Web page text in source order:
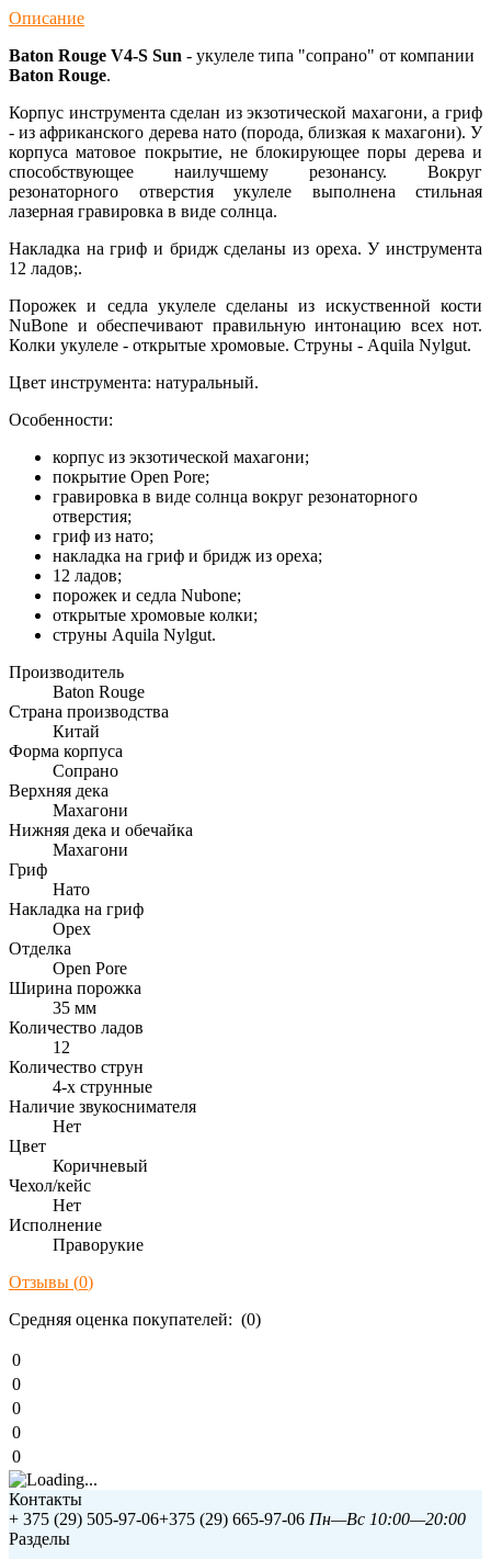
Описание
Baton Rouge V4-S Sun - укулеле типа "сопрано" от компании
Baton Rouge.
Корпус инструмента сделан из экзотической махагони, а гриф
- из африканского дерева нато (порода, близкая к махагони). У
корпуса матовое покрытие, не блокирующее поры дерева и
способствующее наилучшему резонансу. Вокруг
резонаторного отверстия укулеле выполнена стильная
лазерная гравировка в виде солнца.
Накладка на гриф и бридж сделаны из ореха. У инструмента
12 ладов;.
Порожек и седла укулеле сделаны из искуственной кости
NuBone и обеспечивают правильную интонацию всех нот.
Колки укулеле - открытые хромовые. Струны - Aquila Nylgut.
Цвет инструмента: натуральный.
Особенности:
корпус из экзотической махагони;
покрытие Open Pore;
гравировка в виде солнца вокруг резонаторного
отверстия;
гриф из нато;
накладка на гриф и бридж из ореха;
12 ладов;
порожек и седла Nubone;
открытые хромовые колки;
струны Aquila Nylgut.
Производитель
Baton Rouge
Страна производства
Китай
Форма корпуса
Сопрано
Верхняя дека
Махагони
Нижняя дека и обечайка
Махагони
Гриф
Нато
Накладка на гриф
Орех
Отделка
Open Pore
Ширина порожка
35 мм
Количество ладов
12
Количество струн
4-х струнные
Наличие звукоснимателя
Нет
Цвет
Коричневый
Чехол/кейс
Нет
Исполнение
Праворукие
Отзывы (0)
Средняя оценка покупателей: (0)
0
0
0
0
0
Контакты
+ 375 (29) 505-97-06+375 (29) 665-97-06 Пн—Вс 10:00—20:00
Разделы